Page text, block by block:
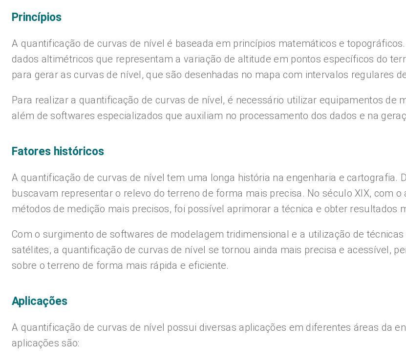
Princípios
A quantificação de curvas de nível é baseada em princípios matemáticos e
dados altimétricos que representam a variação de altitude em pontos específicos do
para gerar as curvas de nível, que são desenhadas no mapa com intervalos regulares
Para realizar a quantificação de curvas de nível, é necessário utilizar equipamentos de
além de softwares especializados que auxiliam no processamento dos dados e na
Fatores históricos
A quantificação de curvas de nível tem uma longa história na engenharia e cartografia.
buscavam representar o relevo do terreno de forma mais precisa. No século XIX, com
métodos de medição mais precisos, foi possível aprimorar a técnica e obter resultados
Com o surgimento de softwares de modelagem tridimensional e a utilização de
satélites, a quantificação de curvas de nível se tornou ainda mais precisa e acessível,
sobre o terreno de forma mais rápida e eficiente.
Aplicações
A quantificação de curvas de nível possui diversas aplicações em diferentes áreas da
aplicações são: